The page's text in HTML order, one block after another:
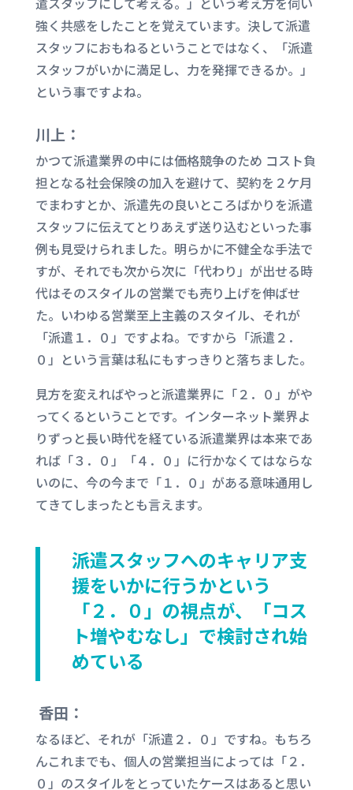
強く共感をしたことを覚えています。決して派遣
スタッフにおもねるということではなく、「派遣
スタッフがいかに満足し、力を発揮できるか。」
という事ですよね。
川上：
かつて派遣業界の中には価格競争のため コスト負
担となる社会保険の加入を避けて、契約を２ケ月
でまわすとか、派遣先の良いところばかりを派遣
スタッフに伝えてとりあえず送り込むといった事
例も見受けられました。明らかに不健全な手法で
すが、それでも次から次に「代わり」が出せる時
代はそのスタイルの営業でも売り上げを伸ばせ
た。いわゆる営業至上主義のスタイル、それが
「派遣１．０」ですよね。ですから「派遣２．
０」という言葉は私にもすっきりと落ちました。
見方を変えればやっと派遣業界に「２．０」がや
ってくるということです。インターネット業界よ
りずっと長い時代を経ている派遣業界は本来であ
れば「３．０」「４．０」に行かなくてはならな
いのに、今の今まで「１．０」がある意味通用し
てきてしまったとも言えます。
派遣スタッフへのキャリア支
援をいかに行うかという
「２．０」の視点が、「コス
ト増やむなし」で検討され始
めている
香田：
なるほど、それが「派遣２．０」ですね。もちろ
んこれまでも、個人の営業担当によっては「２．
０」のスタイルをとっていたケースはあると思い